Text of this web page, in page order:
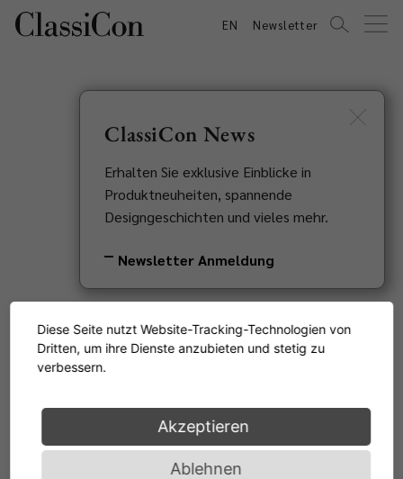
EN Newsletter
Lebenslauf
[TODO] Text
Service
ClassiCon News
Erhalten Sie exklusive Einblicke in
Produktneuheiten, spannende
Designgeschichten und vieles mehr.
Newsletter Anmeldung
Diese Seite nutzt Website-Tracking-Technologien von
Dritten, um ihre Dienste anzubieten und stetig zu
verbessern.
Akzeptieren
Ablehnen